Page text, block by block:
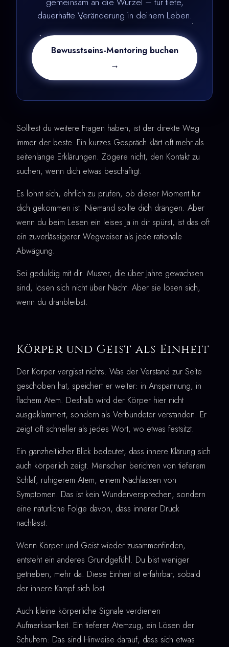
dauerhafte Veränderung in deinem Leben.
Bewusstseins-Mentoring buchen
→
Solltest du weitere Fragen haben, ist der direkte Weg
immer der beste. Ein kurzes Gespräch klärt oft mehr als
seitenlange Erklärungen. Zögere nicht, den Kontakt zu
suchen, wenn dich etwas beschäftigt.
Es lohnt sich, ehrlich zu prüfen, ob dieser Moment für
dich gekommen ist. Niemand sollte dich drängen. Aber
wenn du beim Lesen ein leises Ja in dir spürst, ist das oft
ein zuverlässigerer Wegweiser als jede rationale
Abwägung.
Sei geduldig mit dir. Muster, die über Jahre gewachsen
sind, lösen sich nicht über Nacht. Aber sie lösen sich,
wenn du dranbleibst.
Körper und Geist als Einheit
Der Körper vergisst nichts. Was der Verstand zur Seite
geschoben hat, speichert er weiter: in Anspannung, in
flachem Atem. Deshalb wird der Körper hier nicht
ausgeklammert, sondern als Verbündeter verstanden. Er
zeigt oft schneller als jedes Wort, wo etwas festsitzt.
Ein ganzheitlicher Blick bedeutet, dass innere Klärung sich
auch körperlich zeigt. Menschen berichten von tieferem
Schlaf, ruhigerem Atem, einem Nachlassen von
Symptomen. Das ist kein Wunderversprechen, sondern
eine natürliche Folge davon, dass innerer Druck
nachlässt.
Wenn Körper und Geist wieder zusammenfinden,
entsteht ein anderes Grundgefühl. Du bist weniger
getrieben, mehr da. Diese Einheit ist erfahrbar, sobald
der innere Kampf sich löst.
Auch kleine körperliche Signale verdienen
Aufmerksamkeit. Ein tieferer Atemzug, ein Lösen der
Schultern: Das sind Hinweise darauf, dass sich etwas